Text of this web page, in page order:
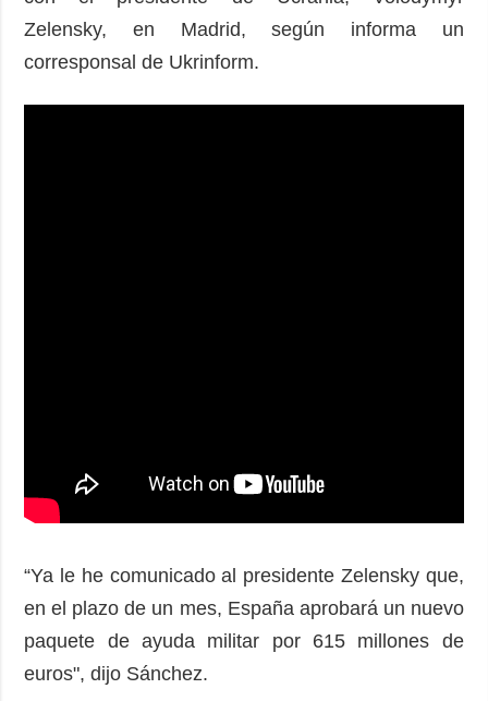
Zelensky, en Madrid, según informa un
corresponsal de Ukrinform.
“Ya le he comunicado al presidente Zelensky que,
en el plazo de un mes, España aprobará un nuevo
paquete de ayuda militar por 615 millones de
euros", dijo Sánchez.